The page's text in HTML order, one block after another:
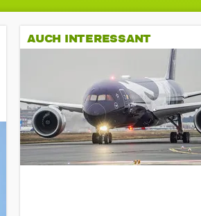
AUCH INTERESSANT